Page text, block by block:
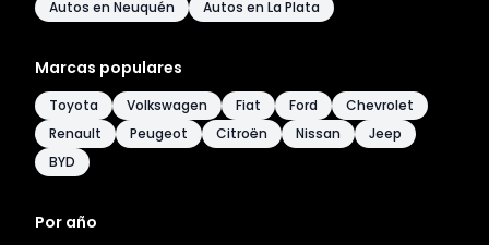
Autos en Neuquén
Autos en La Plata
Marcas populares
Toyota Volkswagen Fiat Ford
Chevrolet
Renault
Peugeot Citroën Nissan
Jeep
BYD
Por año